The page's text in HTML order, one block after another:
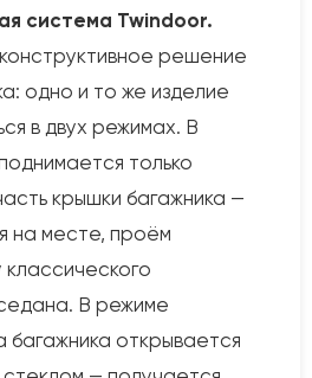
система Twindoor.
решение
одно и то же изделие
в двух режимах. В
только
крышки багажника —
на месте, проём
В режиме
багажника открывается